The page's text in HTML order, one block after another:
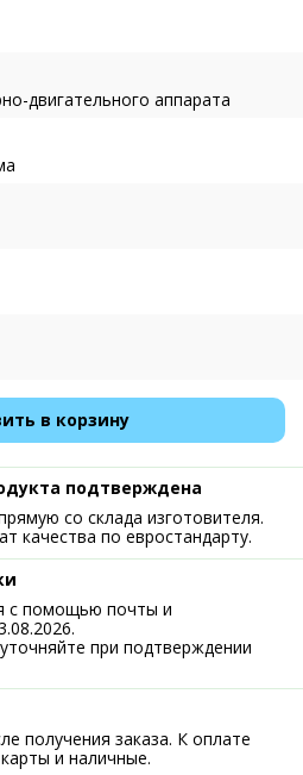
двигательного аппарата
в корзину
подтверждена
со склада изготовителя.
качества по евростандарту.
с помощью почты и
при подтверждении
получения заказа. К оплате
и наличные.